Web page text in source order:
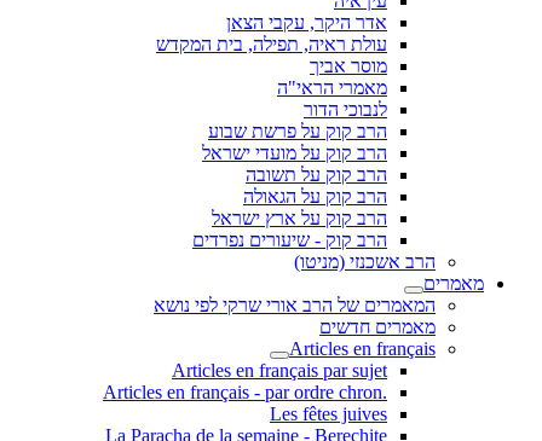
אדר היקר, עקבי הצאן
עולת ראיה, תפילה, בית המקדש
מוסר אביך
מאמרי הראי"ה
לנבוכי הדור
הרב קוק על פרשת שבוע
הרב קוק על מועדי ישראל
הרב קוק על תשובה
הרב קוק על הגאולה
הרב קוק על ארץ ישראל
הרב קוק - שיעורים נפרדים
הרב אשכנזי (מניטו)
מאמרים
המאמרים של הרב אורי שרקי לפי נושא
מאמרים חדשים
Articles en français
Articles en français par sujet
.Articles en français - par ordre chron
Les fêtes juives
La Paracha de la semaine - Berechite